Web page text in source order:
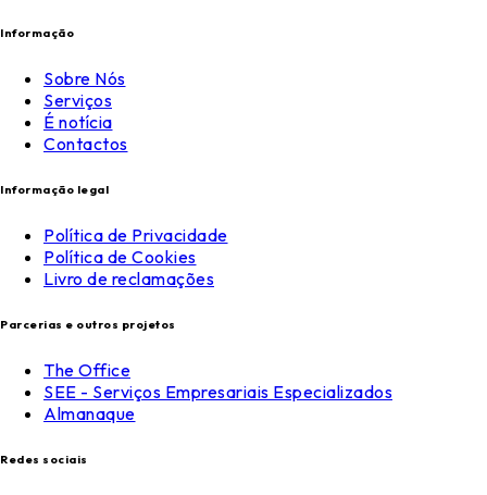
Informação
Sobre Nós
Serviços
É notícia
Contactos
Informação legal
Política de Privacidade
Política de Cookies
Livro de reclamações
Parcerias e outros projetos
The Office
SEE - Serviços Empresariais Especializados
Almanaque
Redes sociais